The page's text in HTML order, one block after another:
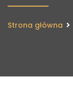
Strona główna